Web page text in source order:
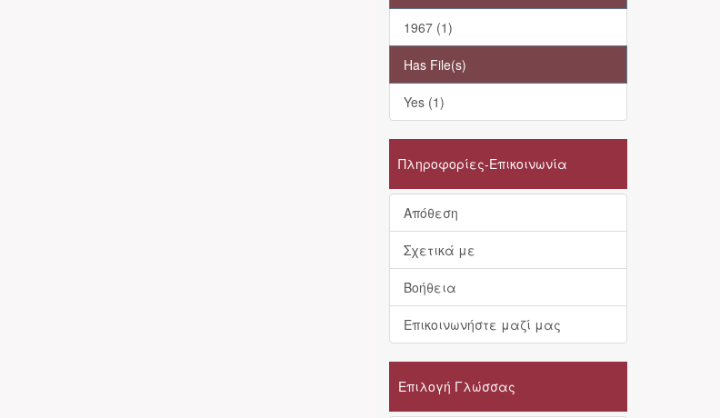
1967 (1)
Has File(s)
Yes (1)
Πληροφορίες-Επικοινωνία
Απόθεση
Σχετικά με
Βοήθεια
Επικοινωνήστε μαζί μας
Επιλογή Γλώσσας